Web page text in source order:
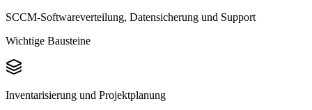
SCCM-Softwareverteilung, Datensicherung und Support
Wichtige Bausteine
Inventarisierung und Projektplanung